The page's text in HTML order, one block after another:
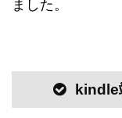
ました。
kindle